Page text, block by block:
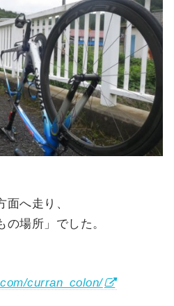
へ走り、
場所」でした。
curran_colon/